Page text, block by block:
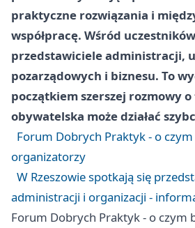
praktyczne rozwiązania i
współpracę. Wśród
przedstawiciele administracji,
pozarządowych i biznesu. To
początkiem szerszej rozmowy
obywatelska może działać
Forum Dobrych Praktyk - o
organizatorzy
W Rzeszowie spotkają się
administracji i organizacji -
Forum Dobrych Praktyk - o czym